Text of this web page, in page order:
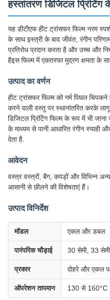
हस्तांतरण डिजिटल प्रिंटिंग
यह डीटीएफ हीट ट्रांसफर फिल्म नरम
के साथ इस्त्री के बाद जीवंत, रंगीन
प्रतिरोध प्रदान करता है और उच्च और
हैइस फिल्म में एकतरफा मुद्रण क्षमता के
उत्पाद का वर्णन
हीट ट्रांसफर फिल्म को गर्म पिघल
करने वाली वस्तु पर स्थानांतरित करके
डिजिटल प्रिंटिंग फिल्म के रूप में भी जाना
के माध्यम से पानी आधारित रंगीन स्याही
देता है.
आवेदन
वस्त्र वस्त्रों, बैग, कपड़ों और विभिन्न
आसानी से छीलने की विशेषताएं हैं।
उत्पाद विनिर्देश
मॉडल एकल और डबल
पारंपरिक चौड़ाई 30 सेमी, 33
प्रकार दोहरे और एकल
ऑपरेशन तापमान 130 से 160°C